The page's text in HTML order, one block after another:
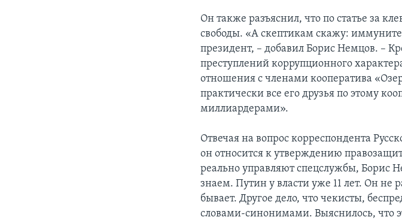
Он также разъяснил, что по статье за
свободы. «А скептикам скажу:
президент, – добавил Борис Немцов. –
преступлений коррупционного
отношения с членами кооператива
практически все его друзья по этому
миллиардерами».
Отвечая на вопрос корреспондента
он относится к утверждению
реально управляют спецслужбы, Борис
знаем. Путин у власти уже 11 лет. Он не
бывает. Другое дело, что чекисты,
словами-синонимами. Выяснилось, что